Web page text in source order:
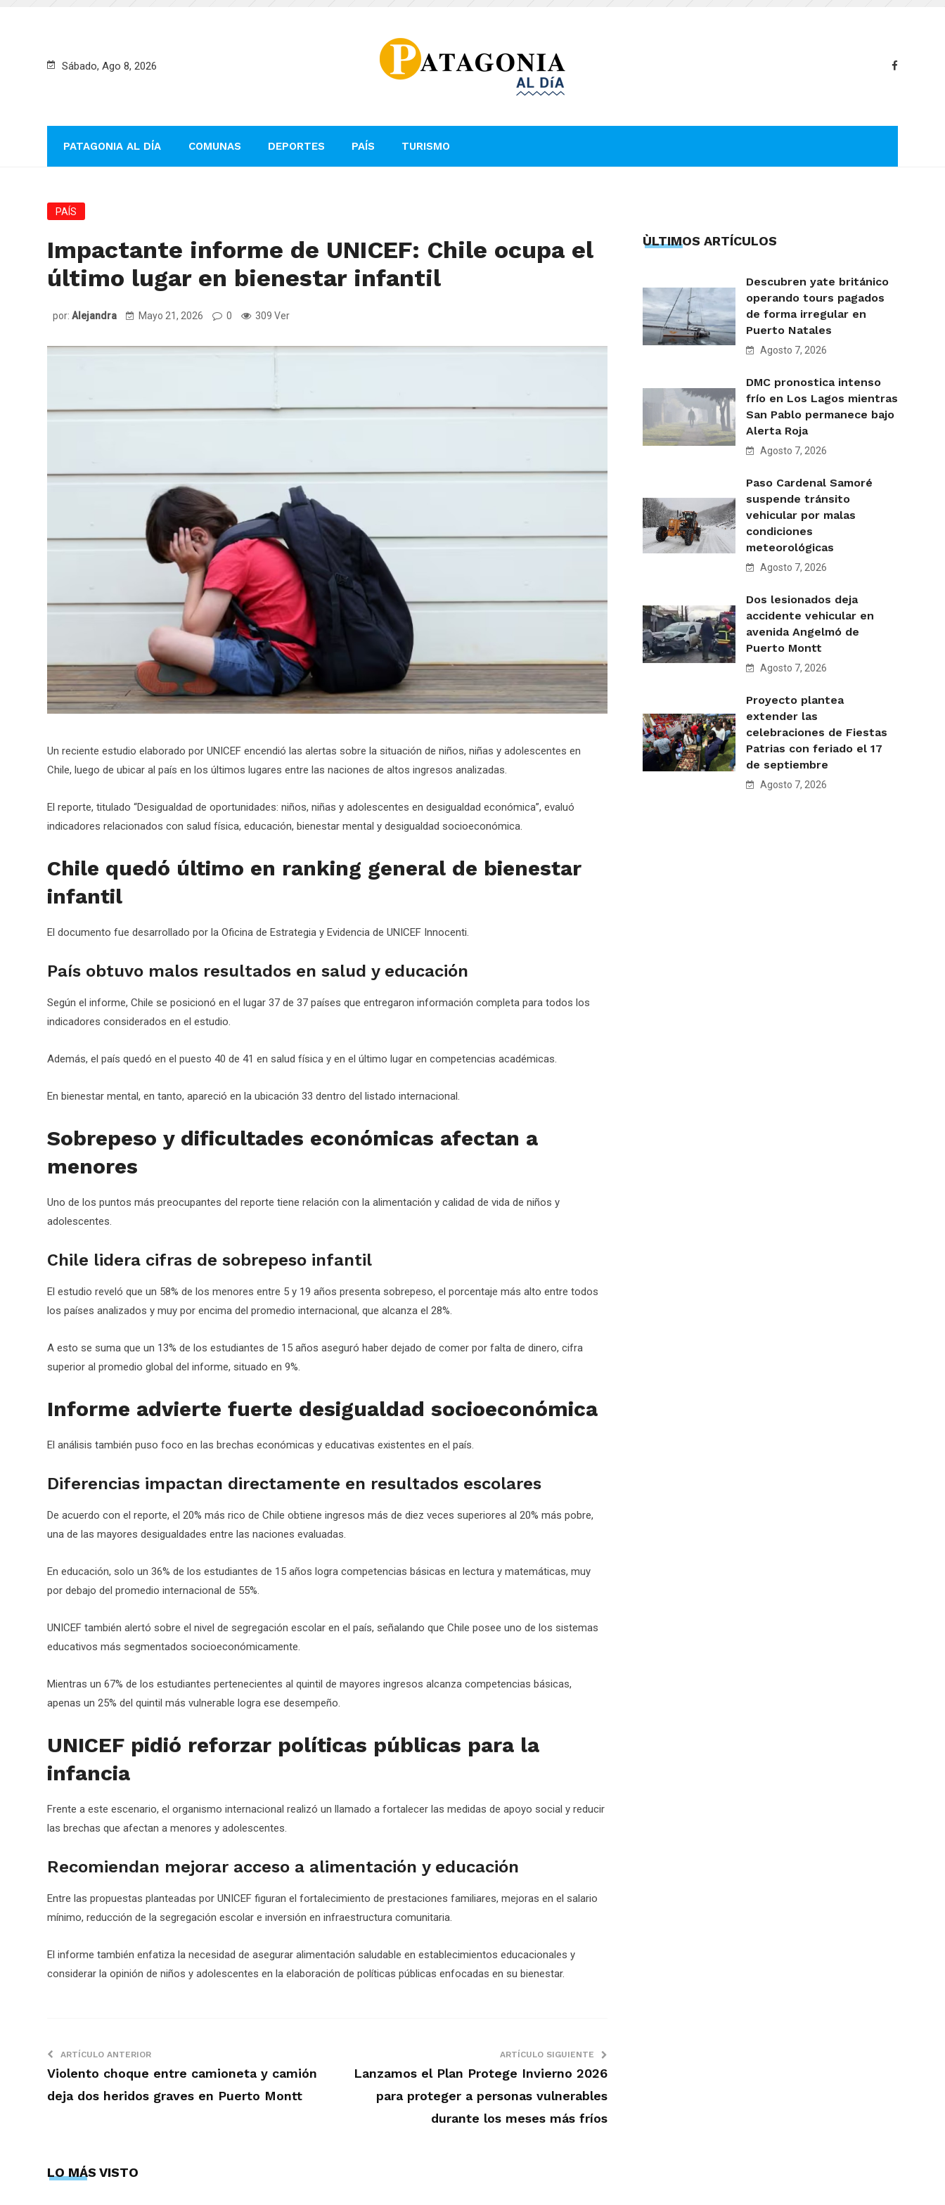
Sábado, Ago 8, 2026
PATAGONIA AL DÍA COMUNAS DEPORTES PAÍS TURISMO
PAÍS
Impactante informe de UNICEF: Chile ocupa el
último lugar en bienestar infantil
por: Alejandra Mayo 21, 2026 0 309 Ver
Un reciente estudio elaborado por UNICEF encendió las alertas sobre la situación de niños, niñas y adolescentes en
Chile, luego de ubicar al país en los últimos lugares entre las naciones de altos ingresos analizadas.
El reporte, titulado “Desigualdad de oportunidades: niños, niñas y adolescentes en desigualdad económica”, evaluó
indicadores relacionados con salud física, educación, bienestar mental y desigualdad socioeconómica.
Chile quedó último en ranking general de bienestar
infantil
El documento fue desarrollado por la Oficina de Estrategia y Evidencia de UNICEF Innocenti.
País obtuvo malos resultados en salud y educación
Según el informe, Chile se posicionó en el lugar 37 de 37 países que entregaron información completa para todos los
indicadores considerados en el estudio.
Además, el país quedó en el puesto 40 de 41 en salud física y en el último lugar en competencias académicas.
En bienestar mental, en tanto, apareció en la ubicación 33 dentro del listado internacional.
Sobrepeso y dificultades económicas afectan a
menores
Uno de los puntos más preocupantes del reporte tiene relación con la alimentación y calidad de vida de niños y
adolescentes.
Chile lidera cifras de sobrepeso infantil
El estudio reveló que un 58% de los menores entre 5 y 19 años presenta sobrepeso, el porcentaje más alto entre todos
los países analizados y muy por encima del promedio internacional, que alcanza el 28%.
A esto se suma que un 13% de los estudiantes de 15 años aseguró haber dejado de comer por falta de dinero, cifra
superior al promedio global del informe, situado en 9%.
Informe advierte fuerte desigualdad socioeconómica
El análisis también puso foco en las brechas económicas y educativas existentes en el país.
Diferencias impactan directamente en resultados escolares
De acuerdo con el reporte, el 20% más rico de Chile obtiene ingresos más de diez veces superiores al 20% más pobre,
una de las mayores desigualdades entre las naciones evaluadas.
En educación, solo un 36% de los estudiantes de 15 años logra competencias básicas en lectura y matemáticas, muy
por debajo del promedio internacional de 55%.
UNICEF también alertó sobre el nivel de segregación escolar en el país, señalando que Chile posee uno de los sistemas
educativos más segmentados socioeconómicamente.
Mientras un 67% de los estudiantes pertenecientes al quintil de mayores ingresos alcanza competencias básicas,
apenas un 25% del quintil más vulnerable logra ese desempeño.
UNICEF pidió reforzar políticas públicas para la
infancia
Frente a este escenario, el organismo internacional realizó un llamado a fortalecer las medidas de apoyo social y reducir
las brechas que afectan a menores y adolescentes.
Recomiendan mejorar acceso a alimentación y educación
Entre las propuestas planteadas por UNICEF figuran el fortalecimiento de prestaciones familiares, mejoras en el salario
mínimo, reducción de la segregación escolar e inversión en infraestructura comunitaria.
El informe también enfatiza la necesidad de asegurar alimentación saludable en establecimientos educacionales y
considerar la opinión de niños y adolescentes en la elaboración de políticas públicas enfocadas en su bienestar.
ARTÍCULO ANTERIOR
Violento choque entre camioneta y camión
deja dos heridos graves en Puerto Montt
ARTÍCULO SIGUIENTE
Lanzamos el Plan Protege Invierno 2026
para proteger a personas vulnerables
durante los meses más fríos
LO MÁS VISTO
ÙLTIMOS ARTÍCULOS
Descubren yate británico
operando tours pagados
de forma irregular en
Puerto Natales
Agosto 7, 2026
DMC pronostica intenso
frío en Los Lagos mientras
San Pablo permanece bajo
Alerta Roja
Agosto 7, 2026
Paso Cardenal Samoré
suspende tránsito
vehicular por malas
condiciones
meteorológicas
Agosto 7, 2026
Dos lesionados deja
accidente vehicular en
avenida Angelmó de
Puerto Montt
Agosto 7, 2026
Proyecto plantea
extender las
celebraciones de Fiestas
Patrias con feriado el 17
de septiembre
Agosto 7, 2026